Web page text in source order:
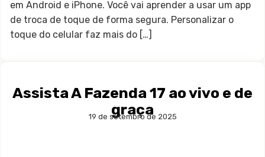
em Android e iPhone. Você vai aprender a usar um app
de troca de toque de forma segura. Personalizar o
toque do celular faz mais do […]
Assista A Fazenda 17 ao vivo e de
graça
19 de setembro de 2025